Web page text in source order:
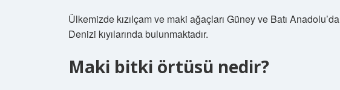
Ülkemizde kızılçam ve maki ağaçları Güney ve Batı
Denizi kıyılarında bulunmaktadır.
Maki bitki örtüsü nedir?